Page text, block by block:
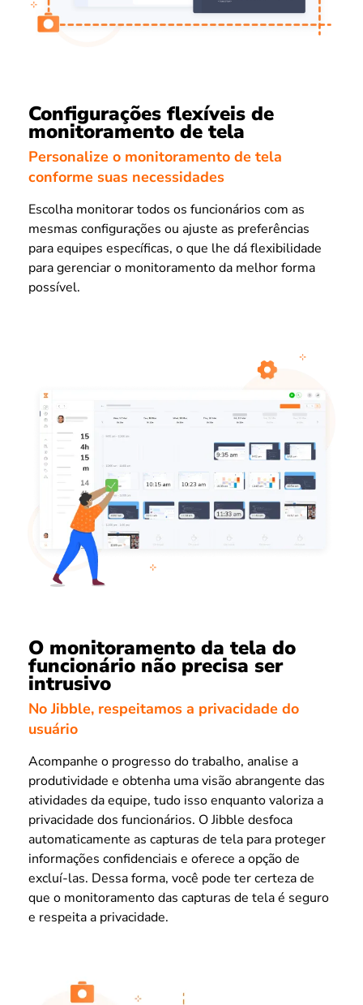
Configurações flexíveis de
monitoramento de tela
Personalize o monitoramento de tela
conforme suas necessidades
Escolha monitorar todos os funcionários com as
mesmas configurações ou ajuste as preferências
para equipes específicas, o que lhe dá flexibilidade
para gerenciar o monitoramento da melhor forma
possível.
O monitoramento da tela do
funcionário não precisa ser
intrusivo
No Jibble, respeitamos a privacidade do
usuário
Acompanhe o progresso do trabalho, analise a
produtividade e obtenha uma visão abrangente das
atividades da equipe, tudo isso enquanto valoriza a
privacidade dos funcionários. O Jibble desfoca
automaticamente as capturas de tela para proteger
informações confidenciais e oferece a opção de
excluí-las. Dessa forma, você pode ter certeza de
que o monitoramento das capturas de tela é seguro
e respeita a privacidade.